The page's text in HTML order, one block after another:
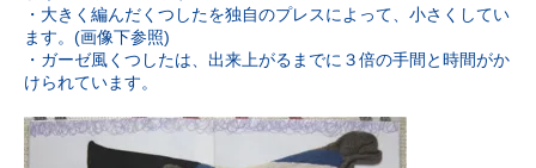
・大きく編んだくつしたを独自のプレスによって、小さくしてい
ます。(画像下参照)
・ガーゼ風くつしたは、出来上がるまでに３倍の手間と時間がか
けられています。